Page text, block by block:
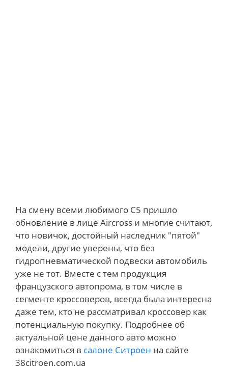
На смену всеми любимого C5 пришло
обновление в лице Aircross и многие считают,
что новичок, достойный наследник "пятой"
модели, другие уверены, что без
гидропневматической подвески автомобиль
уже не тот. Вместе с тем продукция
французского автопрома, в том числе в
сегменте кроссоверов, всегда была интересна
даже тем, кто не рассматривал кроссовер как
потенциальную покупку. Подробнее об
актуальной цене данного авто можно
ознакомиться в салоне Ситроен на сайте
38citroen.com.ua